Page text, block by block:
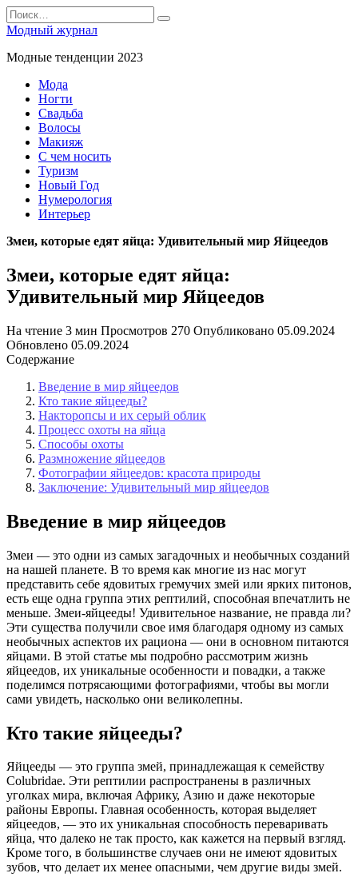
Перейти
к
содержанию
Search
for:
Модный журнал
Модные тенденции 2023
Мода
Ногти
Свадьба
Волосы
Макияж
С чем носить
Туризм
Новый Год
Нумерология
Интерьер
Змеи, которые едят яйца: Удивительный мир Яйцеедов
Змеи, которые едят яйца:
Удивительный мир Яйцеедов
На чтение 3 мин Просмотров 270 Опубликовано 05.09.2024
Обновлено 05.09.2024
Содержание
Введение в мир яйцеедов
Кто такие яйцееды?
Накторопсы и их серый облик
Процесс охоты на яйца
Способы охоты
Размножение яйцеедов
Фотографии яйцеедов: красота природы
Заключение: Удивительный мир яйцеедов
Введение в мир яйцеедов
Змеи — это одни из самых загадочных и необычных созданий
на нашей планете. В то время как многие из нас могут
представить себе ядовитых гремучих змей или ярких питонов,
есть еще одна группа этих рептилий, способная впечатлить не
меньше. Змеи-яйцееды! Удивительное название, не правда ли?
Эти существа получили свое имя благодаря одному из самых
необычных аспектов их рациона — они в основном питаются
яйцами. В этой статье мы подробно рассмотрим жизнь
яйцеедов, их уникальные особенности и повадки, а также
поделимся потрясающими фотографиями, чтобы вы могли
сами увидеть, насколько они великолепны.
Кто такие яйцееды?
Яйцееды — это группа змей, принадлежащая к семейству
Colubridae. Эти рептилии распространены в различных
уголках мира, включая Африку, Азию и даже некоторые
районы Европы. Главная особенность, которая выделяет
яйцеедов, — это их уникальная способность переваривать
яйца, что далеко не так просто, как кажется на первый взгляд.
Кроме того, в большинстве случаев они не имеют ядовитых
зубов, что делает их менее опасными, чем другие виды змей.